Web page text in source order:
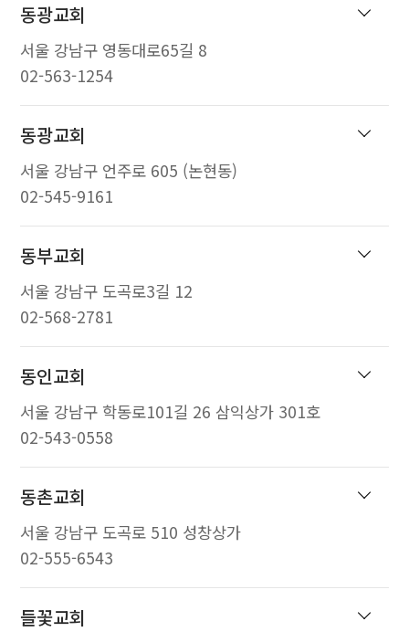
동광교회
서울 강남구 영동대로65길 8
02-563-1254
동광교회
서울 강남구 언주로 605 (논현동)
02-545-9161
동부교회
서울 강남구 도곡로3길 12
02-568-2781
동인교회
서울 강남구 학동로101길 26 삼익상가 301호
02-543-0558
동촌교회
서울 강남구 도곡로 510 성창상가
02-555-6543
들꽃교회